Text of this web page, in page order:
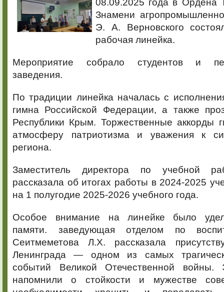
Знамени
Э. А. Верновского
рабочая линейка.
Мероприятие собрало студентов и
заведения.
По традиции линейка началась с
гимна Российской Федерации, а также
Республики Крым. Торжественные аккорды
атмосферу патриотизма и уважения к
региона.
Заместитель директора по учебной
рассказала об итогах работы в 2024-2025
на 1 полугодие 2025-2026 учебного года.
Особое внимание на линейке было
памяти. заведующая отделом по
Сеитмеметова Л.Х. рассказала
Ленинграда — одном из самых
событий Великой Отечественной войны.
напомнили о стойкости и мужестве